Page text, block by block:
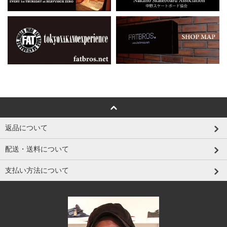
返品について
配送・送料について
支払い方法について